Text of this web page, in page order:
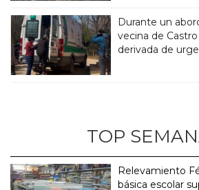
Durante un
vecina de
derivada de
TOP
Relevamiento
básica escolar